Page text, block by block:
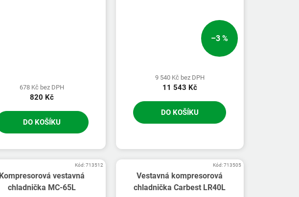
678 Kč bez DPH
820 Kč
DO KOŠÍKU
–3 %
9 540 Kč bez DPH
11 543 Kč
DO KOŠÍKU
Kompresorová vestavná
chladnička MC-65L
Kód:713512
Vestavná kompresorová
chladnička Carbest LR40L
Kód:713505